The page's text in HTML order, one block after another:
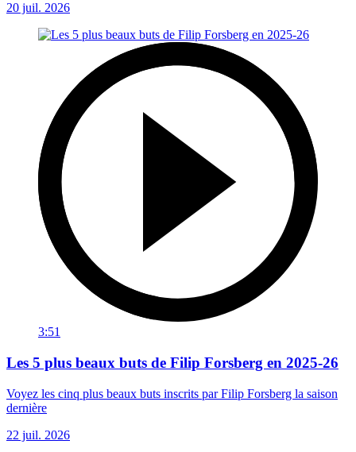
20 juil. 2026
3:51
Les 5 plus beaux buts de Filip Forsberg en 2025-26
Voyez les cinq plus beaux buts inscrits par Filip Forsberg la saison
dernière
22 juil. 2026